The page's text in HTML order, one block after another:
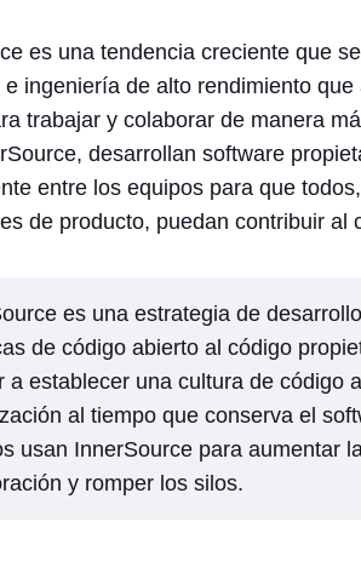
es una tendencia creciente que
ingeniería de alto rendimiento
trabajar y colaborar de manera
desarrollan software
entre los equipos para que
de producto, puedan contribuir al
es una estrategia de
de código abierto al código
a establecer una cultura de código
al tiempo que conserva el
usan InnerSource para aumentar
y romper los silos.